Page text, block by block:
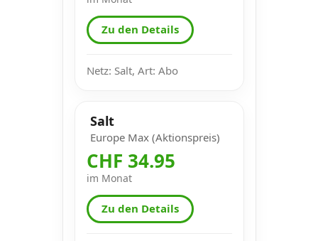
Zu den Details
Netz: Salt, Art: Abo
Salt
Europe Max (Aktionspreis)
CHF 34.95
im Monat
Zu den Details